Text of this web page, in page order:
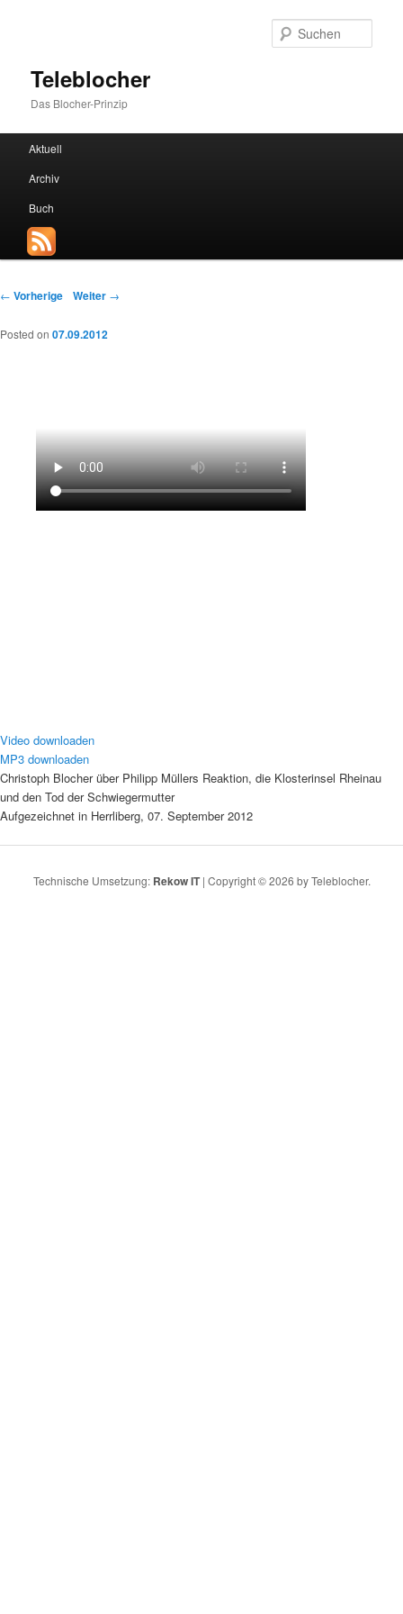
Teleblocher
Das Blocher-Prinzip
HauptmenüZum Inhalt wechseln
Zum sekundären Inhalt wechseln
Aktuell
Archiv
Buch
Beitrags-Navigation
← Vorherige Weiter →
Video downloaden
MP3 downloaden
Christoph Blocher über Philipp Müllers Reaktion, die Klosterinsel Rheinau
und den Tod der Schwiegermutter
Aufgezeichnet in Herrliberg, 07. September 2012
Posted on 07.09.2012
Technische Umsetzung: Rekow IT| Copyright © 2026 by Teleblocher.